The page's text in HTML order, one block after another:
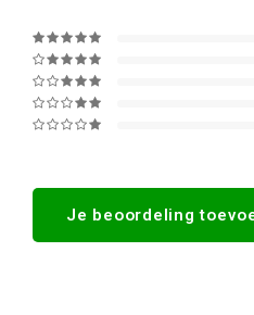
Je beoordeling